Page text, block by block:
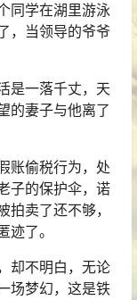
同学在湖里游泳
，当领导的爷爷
是一落千丈，天
的妻子与他离了
账偷税行为，处
子的保护伞，诺
卖了还不够，
了。
却不明白，无论
场梦幻，这是铁